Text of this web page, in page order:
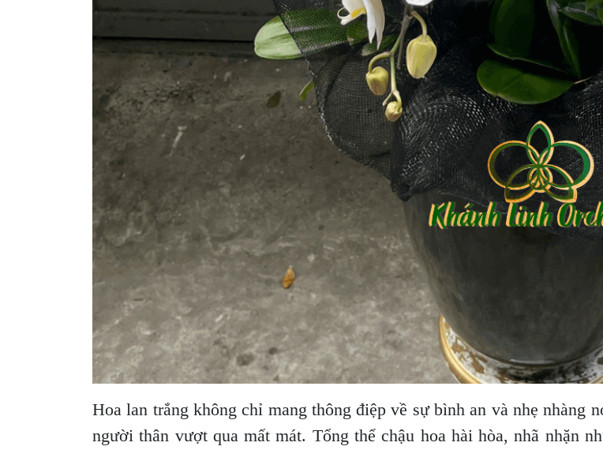
Hoa lan trắng không chỉ mang thông điệp về sự bình an và nhẹ nhàng
người thân vượt qua mất mát. Tổng thể chậu hoa hài hòa, nhã nhặn